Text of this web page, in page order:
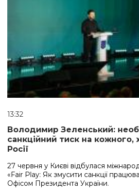
13:32
Володимир Зеленський:
санкційний тиск на кожного,
Росії
27 червня у Києві відбулася
«Fair Play: Як змусити санкції
Офісом Президента України.